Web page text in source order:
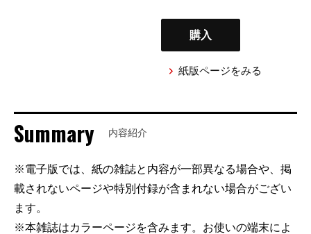
購入
紙版ページをみる
Summary 内容紹介
※電子版では、紙の雑誌と内容が一部異なる場合や、掲
載されないページや特別付録が含まれない場合がござい
ます。
※本雑誌はカラーページを含みます。お使いの端末によ